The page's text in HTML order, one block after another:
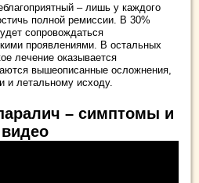
– лишь у каждого
полной ремиссии. В 30%
сопровождаться
проявлениями. В остальных
лечение оказывается
вышеописанные осложнения,
и летальному исходу.
– симптомы и